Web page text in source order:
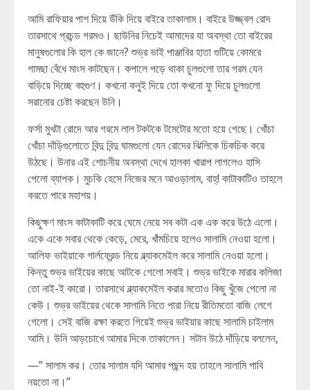
আমি রাফিয়ার পাশ দিয়ে উঁকি দিয়ে বাইরে তাকালাম। বাইরে উজ্জ্বল রোদ
তারসাথে প্রচন্ড গরমও। ছাউনির নিচেই আমাদের যা অবস্থা তো বাইরের
মানুষগুলোর কি হাল কে জানে? শুভ্র ভাই পাঞ্জাবির হাতা গুটিয়ে কোমরে
গামছা বেঁধে মাংস কাটছেন। কপালে পড়ে থাকা চুলগুলো তার গরম যেন
বাড়িয়ে দিচ্ছে বহুগুণ। কখনো কনুই দিয়ে তো কখনো ফু দিয়ে চুলগুলো
সরানোর চেষ্টা করছেন উনি।
ফর্সা মুখটা রোদে আর গরমে লাল টকটকে টমেটোর মতো হয়ে গেছে। খোঁচা
খোঁচা দাঁড়িগুলোতে বিন্দু বিন্দু ঘামগুলো যেন রোদের ঝিলিকে চিকচিক করে
উঠছে। উনার এই শোচনীয় অবস্থা দেখে হালকা খারাপ লাগলেও হাসি
পেলো ব্যাপক। মুচকি হেসে নিজের মনে আওড়ালাম, বাহ্! কাটাকাটিও তাহলে
করতে পারে মহাশয়।
কিছুক্ষণ মাংস কাটাকাটি করে ঘেমে নেয়ে সব কটা এক এক করে উঠে এলো।
একে একে সবার থেকে কেড়ে, মেরে, খাঁমচিয়ে হলেও সালামি নেওয়া হলো।
আলিফ ভাইয়াকে গার্লফ্রেন্ড নিয়ে ব্ল্যাকমেইল করে সালামি নেওয়া হলো।
কিন্তু শুভ্র ভাইয়ের কাছে আটকে গেলো সবাই। শুভ্র ভাইকে মারার কলিজা
তো নাই-ই কারো। তারসাথে ব্ল্যাকমেইল করার মতোও কিছু খুঁজে পেলো না
কেউ। শুভ্র ভাইয়ের থেকে সালামি নিতে পারা নিয়ে রীতিমতো বাজি লেগে
গেলো। সেই বাজি রক্ষা করতে গিয়েই শুভ্র ভাইয়ার কাছে সালামি চাইলাম
আমি। উনি আড়চোখে আমার দিকে তাকালেন। সটান উঠে দাঁড়িয়ে বললেন,
—” সালাম কর। তোর সালাম যদি আমার পছন্দ হয় তাহলে সালামি পাবি
নয়তো না।”